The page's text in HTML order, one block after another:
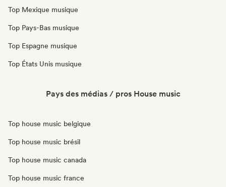
Top Mexique musique
Top Pays-Bas musique
Top Espagne musique
Top États Unis musique
Pays des médias / pros House music
Top house music belgique
Top house music brésil
Top house music canada
Top house music france